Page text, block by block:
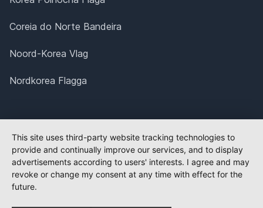
Coreia do Norte Bandeira
Noord-Korea Vlag
Nordkorea Flagga
This site uses third-party website tracking technologies to
provide and continually improve our services, and to display
advertisements according to users' interests. I agree and may
revoke or change my consent at any time with effect for the
future.